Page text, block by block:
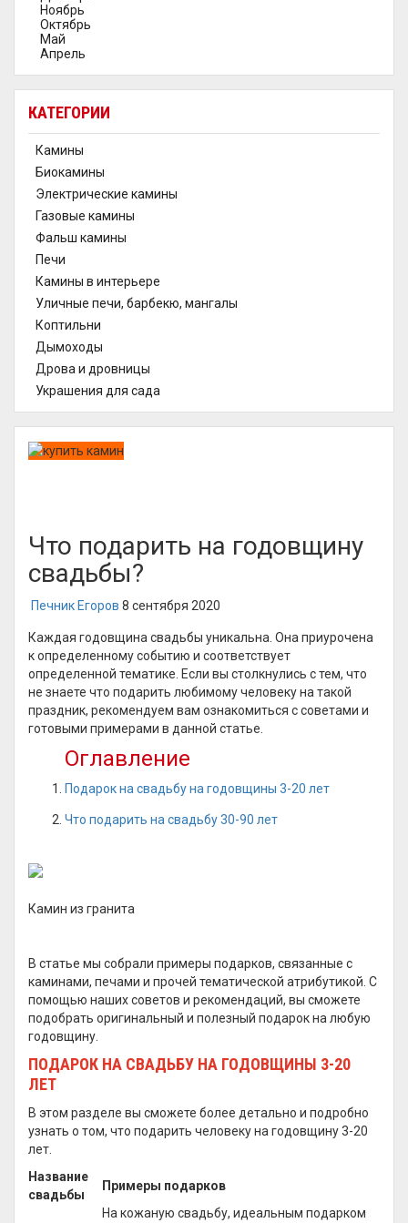
Ноябрь
Октябрь
Май
Апрель
КАТЕГОРИИ
Камины
Биокамины
Электрические камины
Газовые камины
Фальш камины
Печи
Камины в интерьере
Уличные печи, барбекю, мангалы
Коптильни
Дымоходы
Дрова и дровницы
Украшения для сада
Что подарить на годовщину
свадьбы?
Печник Егоров 8 сентября 2020
Каждая годовщина свадьбы уникальна. Она приурочена
к определенному событию и соответствует
определенной тематике. Если вы столкнулись с тем, что
не знаете что подарить любимому человеку на такой
праздник, рекомендуем вам ознакомиться с советами и
готовыми примерами в данной статье.
Оглавление
Подарок на свадьбу на годовщины 3-20 лет
Что подарить на свадьбу 30-90 лет
Камин из гранита
В статье мы собрали примеры подарков, связанные с
каминами, печами и прочей тематической атрибутикой. С
помощью наших советов и рекомендаций, вы сможете
подобрать оригинальный и полезный подарок на любую
годовщину.
ПОДАРОК НА СВАДЬБУ НА ГОДОВЩИНЫ 3-20
ЛЕТ
В этом разделе вы сможете более детально и подробно
узнать о том, что подарить человеку на годовщину 3-20
лет.
Название
свадьбы
Примеры подарков
На кожаную свадьбу, идеальным подарком